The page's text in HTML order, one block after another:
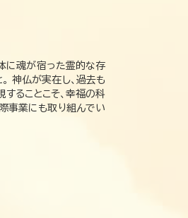
に魂が宿った霊的な存
神仏が実在し、過去も
ることこそ、幸福の科
事業にも取り組んでい